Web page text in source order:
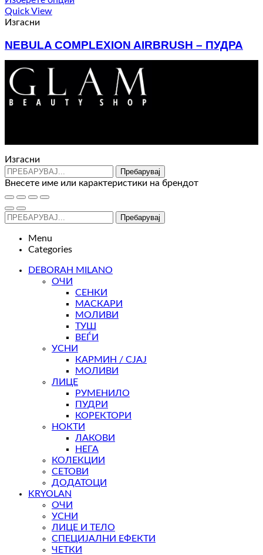
Quick View
Изгасни
NEBULA COMPLEXION AIRBRUSH – ПУДРА
1.250ден
Изгасни
Пребарувај
Внесете име или карактеристики на брендот
Пребарувај
Menu
Categories
DEBORAH MILANO
ОЧИ
СЕНКИ
МАСКАРИ
МОЛИВИ
ТУШ
ВЕЃИ
УСНИ
КАРМИН / СЈАЈ
МОЛИВИ
ЛИЦЕ
РУМЕНИЛО
ПУДРИ
КОРЕКТОРИ
НОКТИ
ЛАКОВИ
НЕГА
КОЛЕКЦИИ
СЕТОВИ
ДОДАТОЦИ
KRYOLAN
ОЧИ
УСНИ
ЛИЦЕ И ТЕЛО
СПЕЦИЈАЛНИ ЕФЕКТИ
ЧЕТКИ